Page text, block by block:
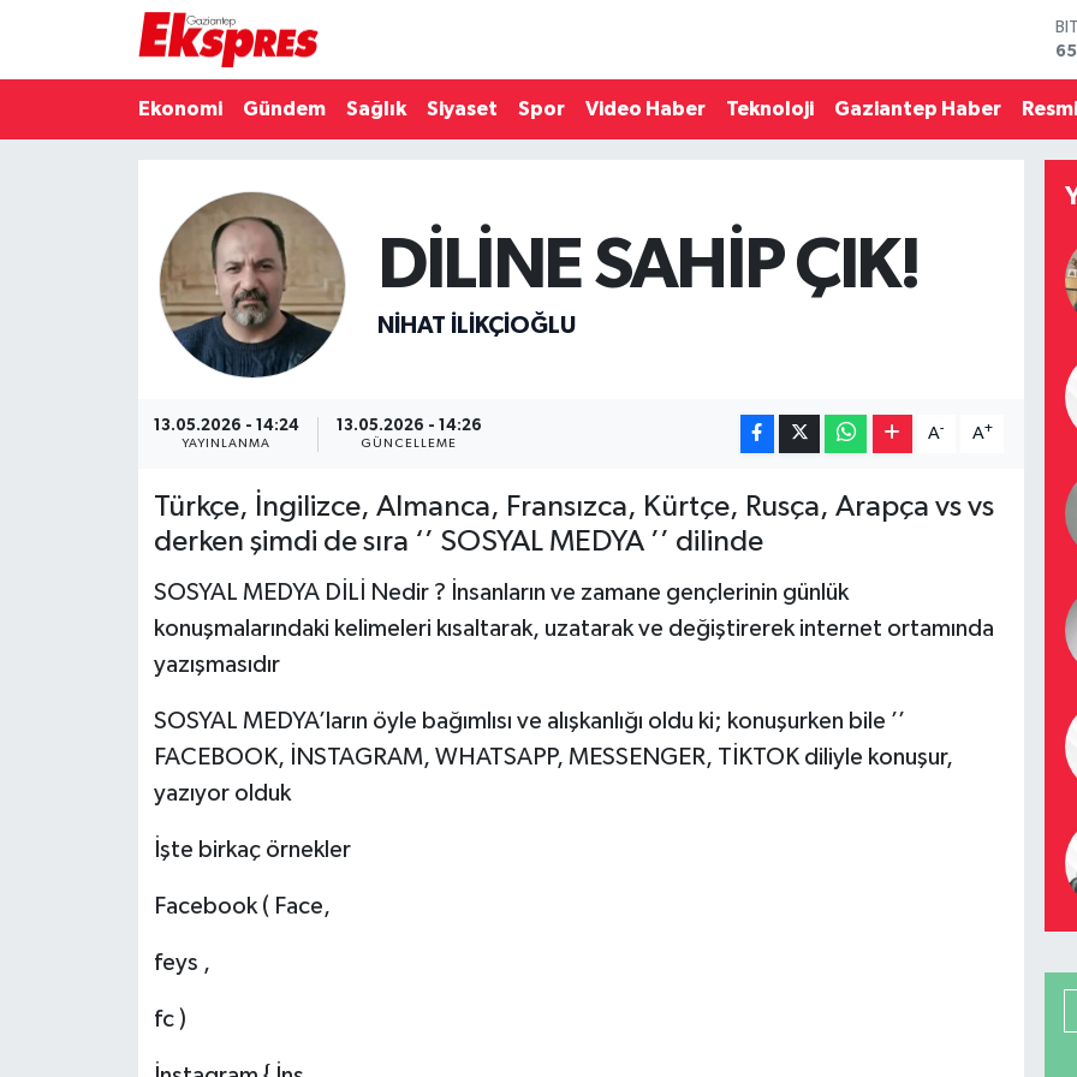
Ekonomi Gündem Sağlık Siyaset Spor Video Haber Teknoloji Gaziantep Haber
DİLİNE SAHİP ÇIK!
NIHAT İLIKÇIOĞLU
13.05.2026 - 14:24
YAYINLANMA
13.05.2026 - 14:26
GÜNCELLEME
A- A+
Türkçe, İngilizce, Almanca, Fransızca, Kürtçe, Rusça, Arapça vs vs
derken şimdi de sıra ‘’ SOSYAL MEDYA ’’ dilinde
SOSYAL MEDYA DİLİ Nedir ? İnsanların ve zamane gençlerinin günlük
konuşmalarındaki kelimeleri kısaltarak, uzatarak ve değiştirerek internet ortamında
yazışmasıdır
SOSYAL MEDYA’ların öyle bağımlısı ve alışkanlığı oldu ki; konuşurken bile ’’
FACEBOOK, İNSTAGRAM, WHATSAPP, MESSENGER, TİKTOK diliyle konuşur,
yazıyor olduk
İşte birkaç örnekler
Facebook ( Face,
feys ,
fc )
Gaziantep son dakika
Teknoloji
Puan Durumu ve Fikstür
Tüm Manşetler
Son Dakika Haberleri